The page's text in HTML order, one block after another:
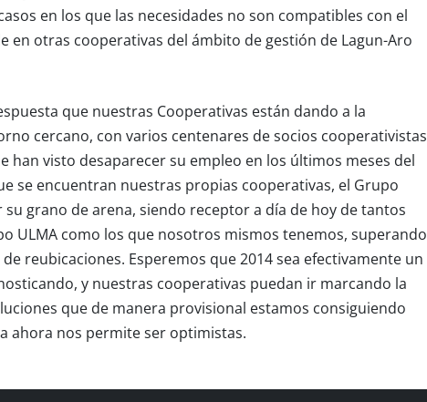
en los que las necesidades no son compatibles con el
en otras cooperativas del ámbito de gestión de Lagun-Aro
que nuestras Cooperativas están dando a la
cercano, con varios centenares de socios cooperativistas
han visto desaparecer su empleo en los últimos meses del
se encuentran nuestras propias cooperativas, el Grupo
su grano de arena, siendo receptor a día de hoy de tantos
ULMA como los que nosotros mismos tenemos, superando
reubicaciones. Esperemos que 2014 sea efectivamente un
y nuestras cooperativas puedan ir marcando la
que de manera provisional estamos consiguiendo
ahora nos permite ser optimistas.